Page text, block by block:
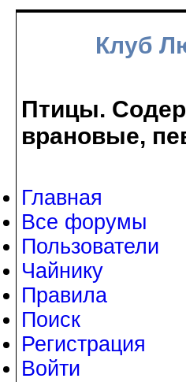
Клуб
Птицы.
врановые,
Главная
Все форумы
Пользователи
Чайнику
Правила
Поиск
Регистрация
Войти